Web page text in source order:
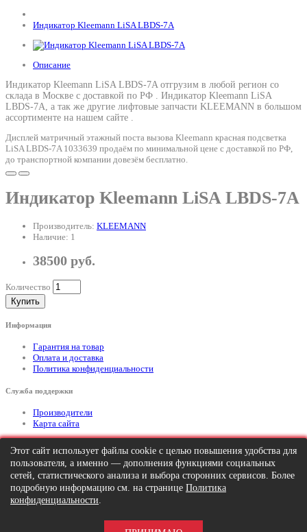
Индикатор Kleemann LiSA LBDS-7A
Описание
Индикатор Kleemann LiSA LBDS-7A отгрузим в любой регион со
склада в Москве с доставкой по РФ . Индикатор Kleemann LiSA
LBDS-7A, а так же другие лифтовые запчасти KLEEMANN в большом
ассортименте на нашем сайте .
Дисплей матричный этажный поста вызова Kleemann красная подсветка
LiSA LBDS-7A 1033639 продаём по минимальной цене с доставкой по РФ,
до транспортной компании довезём бесплатно.
Индикатор Kleemann LiSA LBDS-7A
Производитель: KLEEMANN
Наличие: 1
38500 руб.
Количество
Купить
Информация
Гарантия на товар
Оплата и доставка
Политика конфиденциальности
Служба поддержки
Производители
Карта сайта
Дополнительно
Тел: +7 (495) 646-82-95 mailto:info@apexx.ru
Вся информация и цены на товар, размещенные на данном сайте, носят
информационный характер и ни при каких обстоятельствах не является
публичной офертой!
Этот сайт использует файлы cookie с целью повышения удобства для
пользователя, а именно — дополнения функциями социальных
сетей, статистического анализа и выбора сторонних сервисов. Более
подробную информацию см. на странице Политика
конфиденциальности.